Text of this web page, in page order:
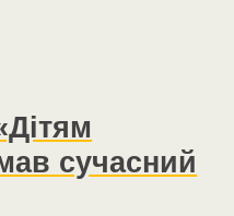
сучасний